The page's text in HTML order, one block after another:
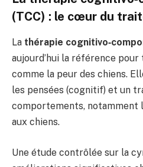
(TCC) : le cœur du
La thérapie
aujourd’hui la référence
comme la peur des chiens.
les pensées (cognitif) et un
comportements, notamment
aux chiens.
Une étude contrôlée sur la